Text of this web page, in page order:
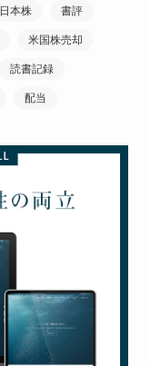
日本株 書評
米国株売却
読書記録
配当